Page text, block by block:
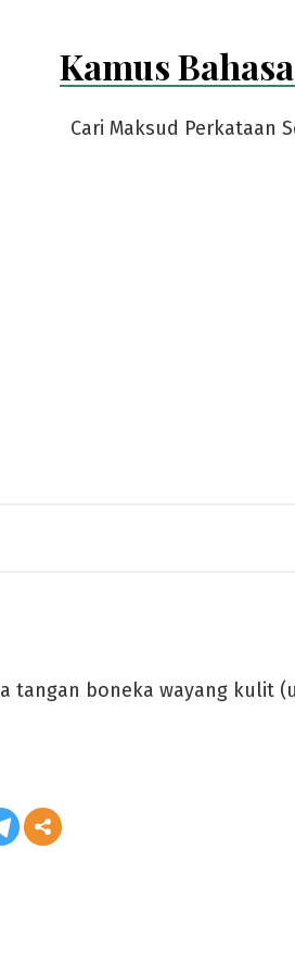
Kamus
Cari Maksud Perkataan
tangan boneka wayang kulit